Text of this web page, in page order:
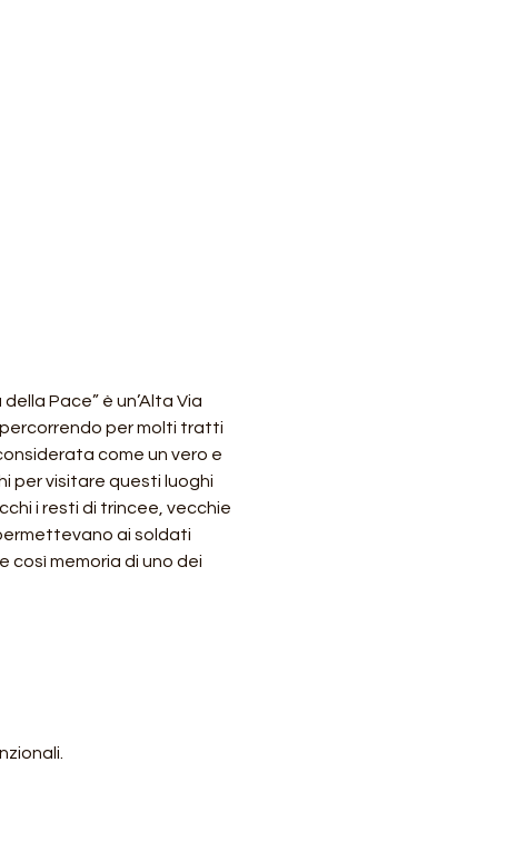
Pace” è un’Alta Via
per molti tratti
come un vero e
per visitare questi luoghi
i resti di trincee, vecchie
ai soldati
memoria di uno dei